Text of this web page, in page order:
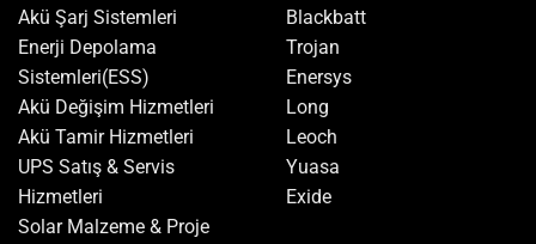
Akü Şarj Sistemleri
Enerji Depolama
Sistemleri(ESS)
Akü Değişim Hizmetleri
Akü Tamir Hizmetleri
UPS Satış & Servis
Hizmetleri
Solar Malzeme & Proje
Blackbatt
Trojan
Enersys
Long
Leoch
Yuasa
Exide